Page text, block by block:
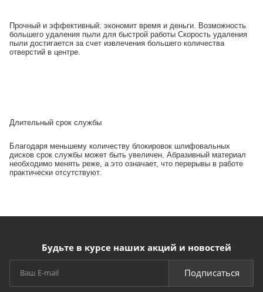
Прочный и эффективный: экономит время и деньги. Возможность
большего удаления пыли для быстрой работы Скорость удаления
пыли достигается за счет извлечения большего количества
отверстий в центре.
Длительный срок службы
Благодаря меньшему количеству блокировок шлифовальных
дисков срок службы может быть увеличен. Абразивный материал
необходимо менять реже, а это означает, что перерывы в работе
практически отсутствуют.
Будьте в курсе наших акций и новостей
Подписаться